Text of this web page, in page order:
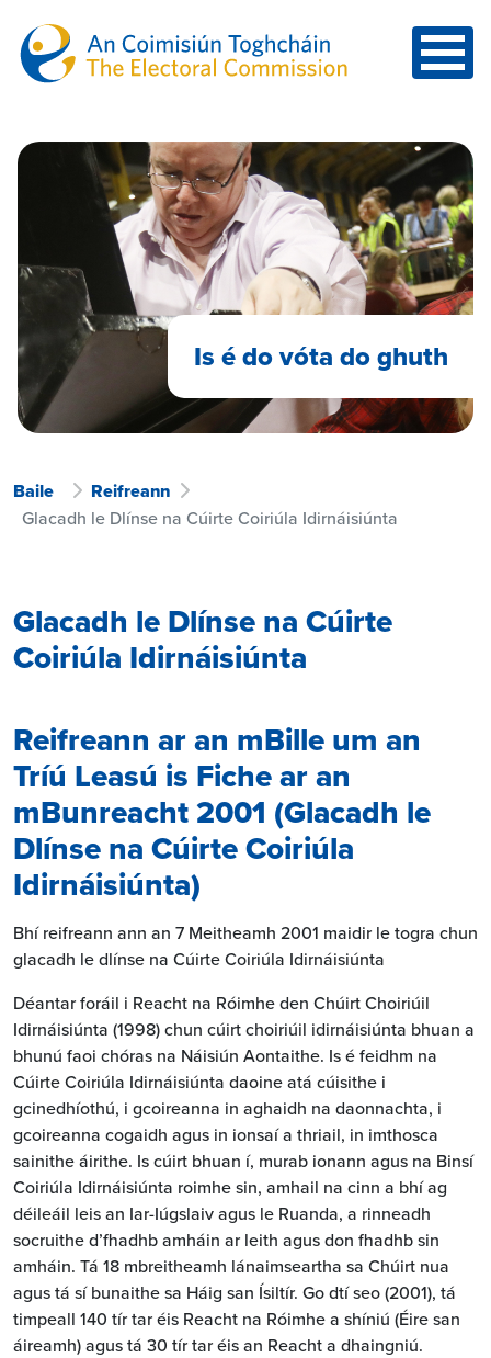
Is é do vóta do ghuth
Baile Reifreann
Glacadh le Dlínse na Cúirte Coiriúla Idirnáisiúnta
Glacadh le Dlínse na Cúirte
Coiriúla Idirnáisiúnta
Reifreann ar an mBille um an
Tríú Leasú is Fiche ar an
mBunreacht 2001 (Glacadh le
Dlínse na Cúirte Coiriúla
Idirnáisiúnta)
Bhí reifreann ann an 7 Meitheamh 2001 maidir le togra chun
glacadh le dlínse na Cúirte Coiriúla Idirnáisiúnta
Déantar foráil i Reacht na Róimhe den Chúirt Choiriúil
Idirnáisiúnta (1998) chun cúirt choiriúil idirnáisiúnta bhuan a
bhunú faoi chóras na Náisiún Aontaithe. Is é feidhm na
Cúirte Coiriúla Idirnáisiúnta daoine atá cúisithe i
gcinedhíothú, i gcoireanna in aghaidh na daonnachta, i
gcoireanna cogaidh agus in ionsaí a thriail, in imthosca
sainithe áirithe. Is cúirt bhuan í, murab ionann agus na Binsí
Coiriúla Idirnáisiúnta roimhe sin, amhail na cinn a bhí ag
déileáil leis an Iar-Iúgslaiv agus le Ruanda, a rinneadh
socruithe d’fhadhb amháin ar leith agus don fhadhb sin
amháin. Tá 18 mbreitheamh lánaimseartha sa Chúirt nua
agus tá sí bunaithe sa Háig san Ísiltír. Go dtí seo (2001), tá
timpeall 140 tír tar éis Reacht na Róimhe a shíniú (Éire san
áireamh) agus tá 30 tír tar éis an Reacht a dhaingniú.